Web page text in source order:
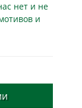
нет и не
и